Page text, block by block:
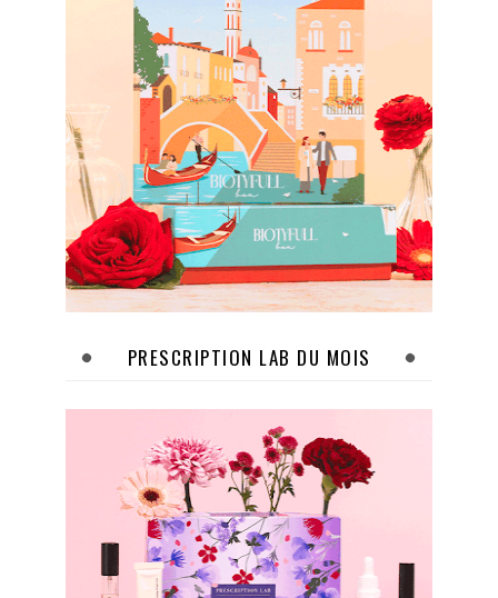
PRESCRIPTION LAB DU MOIS